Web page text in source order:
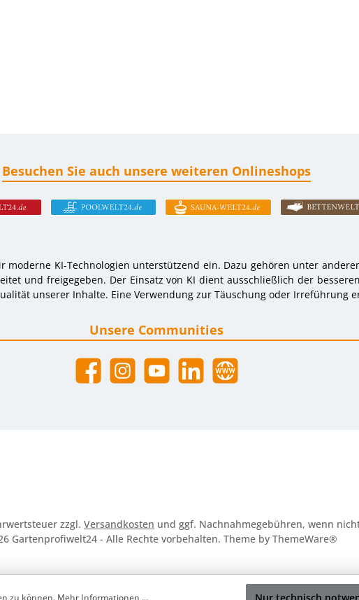
Besuchen Sie auch unsere weiteren Onlineshops
KI-Technologien unterstützend ein. Dazu gehören unter
und freigegeben. Der Einsatz von KI dient ausschließlich der
unserer Inhalte. Eine Verwendung zur Täuschung oder Irreführung
Unsere Communities
FacebookInstagramYouTubeLinkedInWebsite
zzgl. Versandkosten und ggf. Nachnahmegebühren, wenn
Gartenprofiwelt24 - Alle Rechte vorbehalten. Theme by ThemeWare®
zu können. Mehr Informationen ...